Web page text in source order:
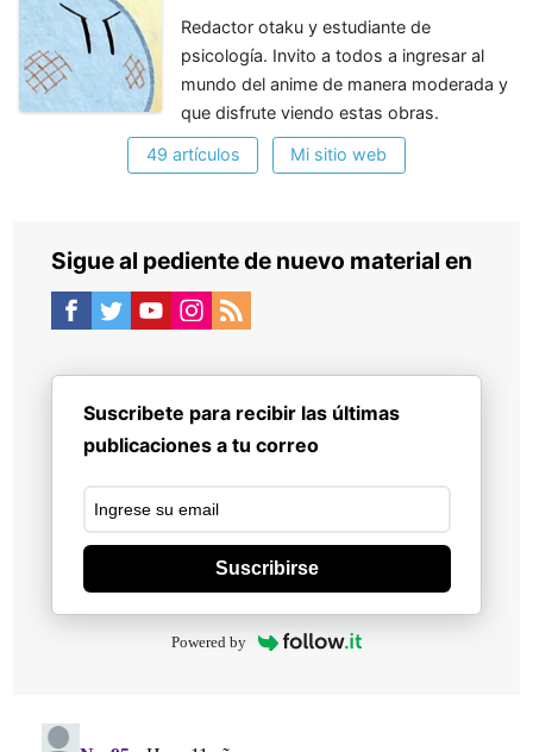
Redactor otaku y estudiante de
psicología. Invito a todos a ingresar al
mundo del anime de manera moderada y
que disfrute viendo estas obras.
49 artículos Mi sitio web
Sigue al pediente de nuevo material en
Suscribete para recibir las últimas
publicaciones a tu correo
Suscribirse
Powered by